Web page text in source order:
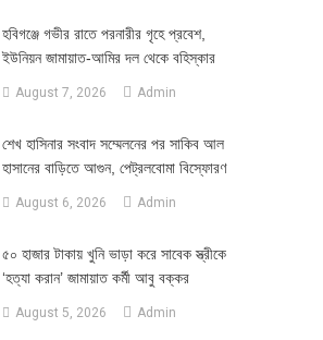
হবিগঞ্জে গভীর রাতে পরনারীর গৃহে প্রবেশ,
ইউনিয়ন জামায়াত-আমির দল থেকে বহিস্কার
August 7, 2026 Admin
শেখ হাসিনার সংবাদ সম্মেলনের পর সাকিব আল
হাসানের বাড়িতে আগুন, পেট্রলবোমা বিস্ফোরণ
August 6, 2026 Admin
৫০ হাজার টাকায় খুনি ভাড়া করে সাবেক স্ত্রীকে
‘হত্যা করান’ জামায়াত কর্মী আবু বক্কর
August 5, 2026 Admin